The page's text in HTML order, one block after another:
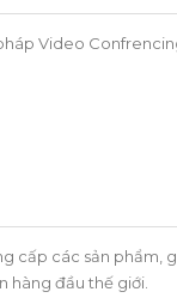
Video
cấp các sản phẩm,
hàng đầu thế giới.